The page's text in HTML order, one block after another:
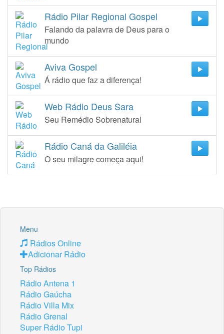
Rádio Pilar Regional Gospel
Falando da palavra de Deus para o
mundo
Aviva Gospel
Á rádio que faz a diferença!
Web Rádio Deus Sara
Seu Remédio Sobrenatural
Rádio Caná da Galiléia
O seu milagre começa aqui!
Menu
Rádios Online
Adicionar Rádio
Top Rádios
Rádio Antena 1
Rádio Gaúcha
Rádio Villa Mix
Rádio Grenal
Super Rádio Tupi